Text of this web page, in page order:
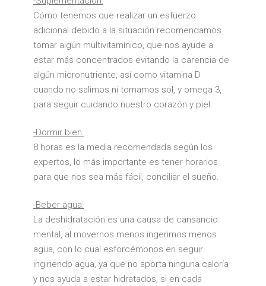
Cómo tenemos que realizar un esfuerzo
adicional debido a la situación recomendamos
tomar algún multivitamínico, que nos ayude a
estar más concentrados evitando la carencia de
algún micronutriente, así como vitamina D
cuando no salimos ni tomamos sol, y omega 3,
para seguir cuidando nuestro corazón y piel.
-Dormir bien:
8 horas es la media recomendada según los
expertos, lo más importante es tener horarios
para que nos sea más fácil, conciliar el sueño.
-Beber agua:
La deshidratación es una causa de cansancio
mental, al movernos menos ingerimos menos
agua, con lo cual esforcémonos en seguir
ingiriendo agua, ya que no aporta ninguna caloría
y nos ayuda a estar hidratados, si en cada